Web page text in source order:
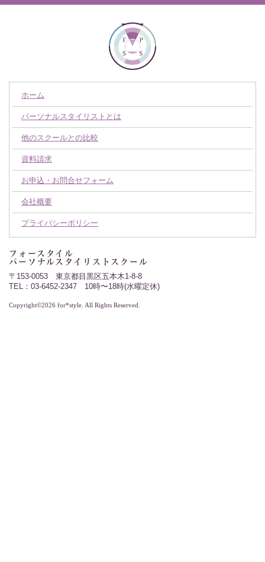
ホーム
パーソナルスタイリストとは
他のスクールとの比較
資料請求
お申込・お問合せフォーム
会社概要
プライバシーポリシー
フォースタイル
パーソナルスタイリストスクール
〒153-0053 東京都目黒区五本木1-8-8
TEL：03-6452-2347 10時〜18時(水曜定休)
Copyright©2026 for*style. All Rights Reserved.